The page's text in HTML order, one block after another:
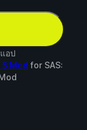
อป
5 Mod for SAS: